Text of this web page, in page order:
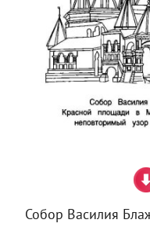
Собор Василия